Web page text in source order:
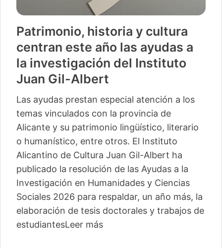
Patrimonio, historia y cultura
centran este año las ayudas a
la investigación del Instituto
Juan Gil-Albert
Las ayudas prestan especial atención a los
temas vinculados con la provincia de
Alicante y su patrimonio lingüístico, literario
o humanístico, entre otros. El Instituto
Alicantino de Cultura Juan Gil-Albert ha
publicado la resolución de las Ayudas a la
Investigación en Humanidades y Ciencias
Sociales 2026 para respaldar, un año más, la
elaboración de tesis doctorales y trabajos de
estudiantesLeer más